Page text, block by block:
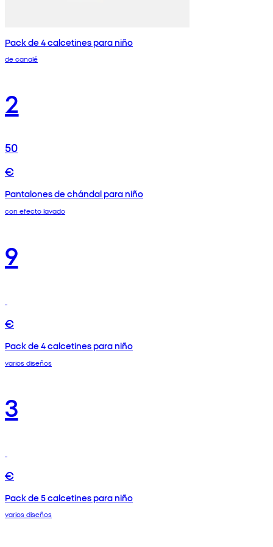
Pack de 4 calcetines para niño
de canalé
2
50
€
Pantalones de chándal para niño
con efecto lavado
9
€
Pack de 4 calcetines para niño
varios diseños
3
€
Pack de 5 calcetines para niño
varios diseños